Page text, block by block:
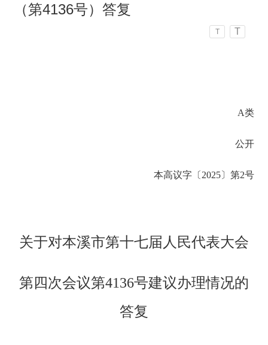
（第4136号）答复
T T
A类
公开
本高议字〔2025〕第2号
关于对本溪市第十七届人民代表大会
第四次会议第4136号建议办理情况的
答复